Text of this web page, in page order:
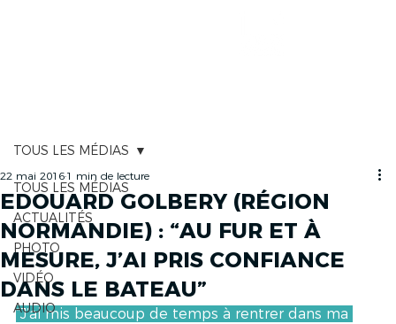
TOUS LES MÉDIAS
ACTUALITÉS
PHOTO
VIDÉO
AUDIO
TOUS LES MÉDIAS
EDOUARD GOLBERY (RÉGION
NORMANDIE) : “AU FUR ET À
MESURE, J’AI PRIS CONFIANCE
DANS LE BATEAU”
22 mai 2016 1 min de lecture
“J’ai mis beaucoup de temps à rentrer dans ma